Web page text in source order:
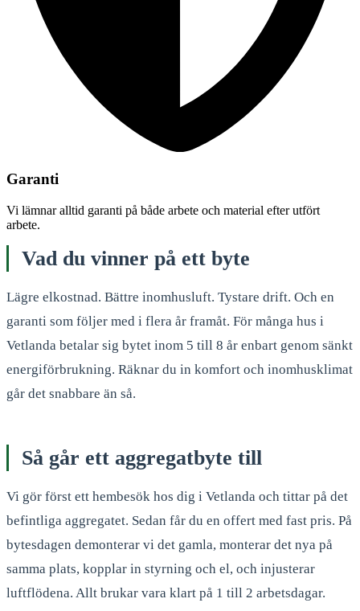
Garanti
Vi lämnar alltid garanti på både arbete och material efter utfört
arbete.
Vad du vinner på ett byte
Lägre elkostnad. Bättre inomhusluft. Tystare drift. Och en
garanti som följer med i flera år framåt. För många hus i
Vetlanda betalar sig bytet inom 5 till 8 år enbart genom sänkt
energiförbrukning. Räknar du in komfort och inomhusklimat
går det snabbare än så.
Så går ett aggregatbyte till
Vi gör först ett hembesök hos dig i Vetlanda och tittar på det
befintliga aggregatet. Sedan får du en offert med fast pris. På
bytesdagen demonterar vi det gamla, monterar det nya på
samma plats, kopplar in styrning och el, och injusterar
luftflödena. Allt brukar vara klart på 1 till 2 arbetsdagar.